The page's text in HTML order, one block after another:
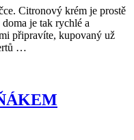
Citronový krém je prostě
je tak rychlé a
připravíte, kupovaný už
…